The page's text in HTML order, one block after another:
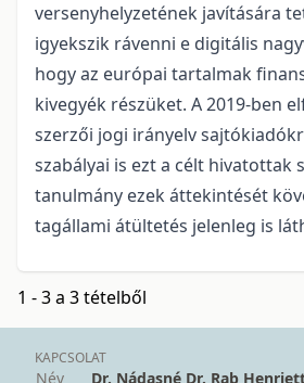
versenyhelyzetének javítására
igyekszik rávenni e digitális
hogy az európai tartalmak
kivegyék részüket. A 2019-ben
szerzői jogi irányelv
szabályai is ezt a célt hivatottak
tanulmány ezek áttekintését
tagállami átültetés jelenleg is
1 - 3 a 3 tételből
KAPCSOLAT
Név Dr. Nádasné Dr. Rab